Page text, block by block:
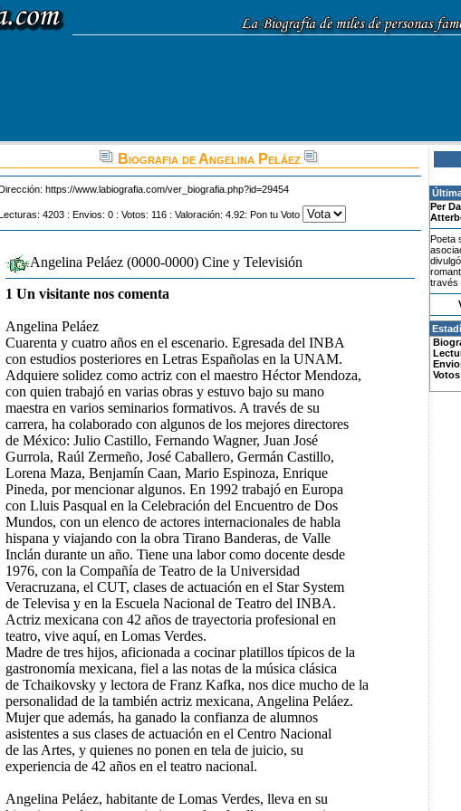
Biografia de Angelina Peláez
https://www.labiografia.com/ver_biografia.php?id=29454
4203 : Envios: 0 : Votos: 116 : Valoración: 4.92: Pon tu Voto
Angelina Peláez (0000-0000) Cine y Televisión
1 Un visitante nos comenta
Angelina Peláez
Cuarenta y cuatro años en el escenario. Egresada del INBA
con estudios posteriores en Letras Españolas en la UNAM.
Adquiere solidez como actriz con el maestro Héctor Mendoza,
con quien trabajó en varias obras y estuvo bajo su mano
maestra en varios seminarios formativos. A través de su
carrera, ha colaborado con algunos de los mejores directores
de México: Julio Castillo, Fernando Wagner, Juan José
Gurrola, Raúl Zermeño, José Caballero, Germán Castillo,
Lorena Maza, Benjamín Caan, Mario Espinoza, Enrique
Pineda, por mencionar algunos. En 1992 trabajó en Europa
con Lluis Pasqual en la Celebración del Encuentro de Dos
Mundos, con un elenco de actores internacionales de habla
hispana y viajando con la obra Tirano Banderas, de Valle
Inclán durante un año. Tiene una labor como docente desde
1976, con la Compañía de Teatro de la Universidad
Veracruzana, el CUT, clases de actuación en el Star System
de Televisa y en la Escuela Nacional de Teatro del INBA.
Actriz mexicana con 42 años de trayectoria profesional en
teatro, vive aquí, en Lomas Verdes.
Madre de tres hijos, aficionada a cocinar platillos típicos de la
gastronomía mexicana, fiel a las notas de la música clásica
de Tchaikovsky y lectora de Franz Kafka, nos dice mucho de la
personalidad de la también actriz mexicana, Angelina Peláez.
Mujer que además, ha ganado la confianza de alumnos
asistentes a sus clases de actuación en el Centro Nacional
de las Artes, y quienes no ponen en tela de juicio, su
experiencia de 42 años en el teatro nacional.
Angelina Peláez, habitante de Lomas Verdes, lleva en su
Per
Poeta
través